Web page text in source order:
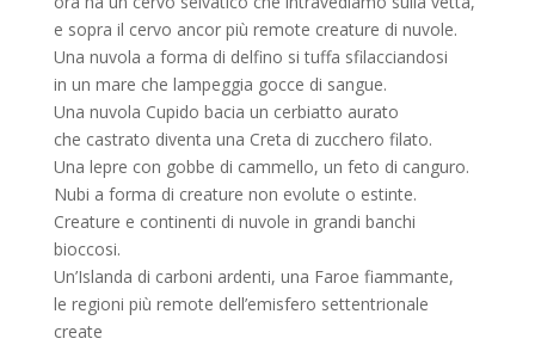
e sopra il cervo ancor più remote creature di nuvole.
Una nuvola a forma di delfino si tuffa sfilacciandosi
in un mare che lampeggia gocce di sangue.
Una nuvola Cupido bacia un cerbiatto aurato
che castrato diventa una Creta di zucchero filato.
Una lepre con gobbe di cammello, un feto di canguro.
Nubi a forma di creature non evolute o estinte.
Creature e continenti di nuvole in grandi banchi
bioccosi.
Un’Islanda di carboni ardenti, una Faroe fiammante,
le regioni più remote dell’emisfero settentrionale
create